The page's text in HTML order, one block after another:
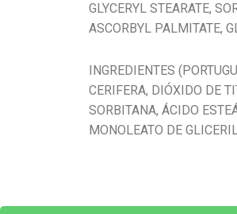
GLYCERYL STEARATE,
ASCORBYL PALMITATE,
INGREDIENTES
CERIFERA, DIÓXIDO DE
SORBITANA, ÁCIDO
MONOLEATO DE